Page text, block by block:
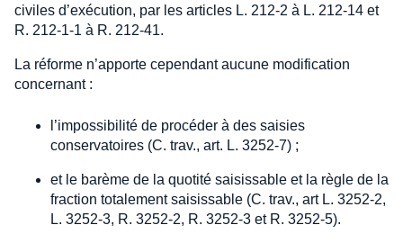
civiles d’exécution, par les articles L. 212-2 à L. 212-14 et
R. 212-1-1 à R. 212-41.
La réforme n’apporte cependant aucune modification
concernant :
l’impossibilité de procéder à des saisies
conservatoires (C. trav., art. L. 3252-7) ;
et le barème de la quotité saisissable et la règle de la
fraction totalement saisissable (C. trav., art L. 3252-2,
L. 3252-3, R. 3252-2, R. 3252-3 et R. 3252-5).